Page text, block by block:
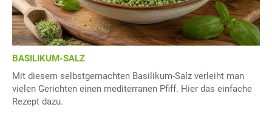
BASILIKUM-SALZ
Mit diesem selbstgemachten Basilikum-Salz verleiht man
vielen Gerichten einen mediterranen Pfiff. Hier das einfache
Rezept dazu.